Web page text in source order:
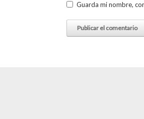
Guarda mi nombre,